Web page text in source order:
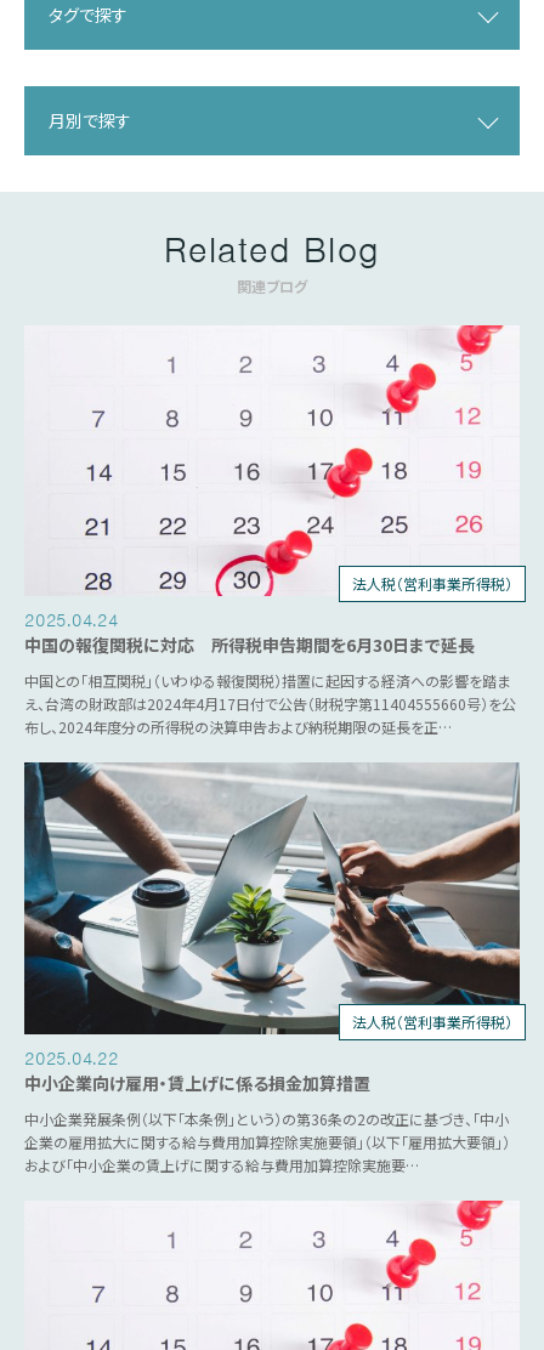
タグで探す
月別で探す
Related Blog
関連ブログ
個人所得税
法人税（営利事業所得税）
2025.04.24
中国の報復関税に対応 所得税申告期間を6月30日まで延長
中国との「相互関税」（いわゆる報復関税）措置に起因する経済への影響を踏ま
え、台湾の財政部は2024年4月17日付で公告（財税字第11404555660号）を公
布し、2024年度分の所得税の決算申告および納税期限の延長を正…
税制優遇
法人税（営利事業所得税）
2025.04.22
中小企業向け雇用・賃上げに係る損金加算措置
中小企業発展条例（以下「本条例」という）の第36条の2の改正に基づき、「中小
企業の雇用拡大に関する給与費用加算控除実施要領」（以下「雇用拡大要領」）
および「中小企業の賃上げに関する給与費用加算控除実施要…